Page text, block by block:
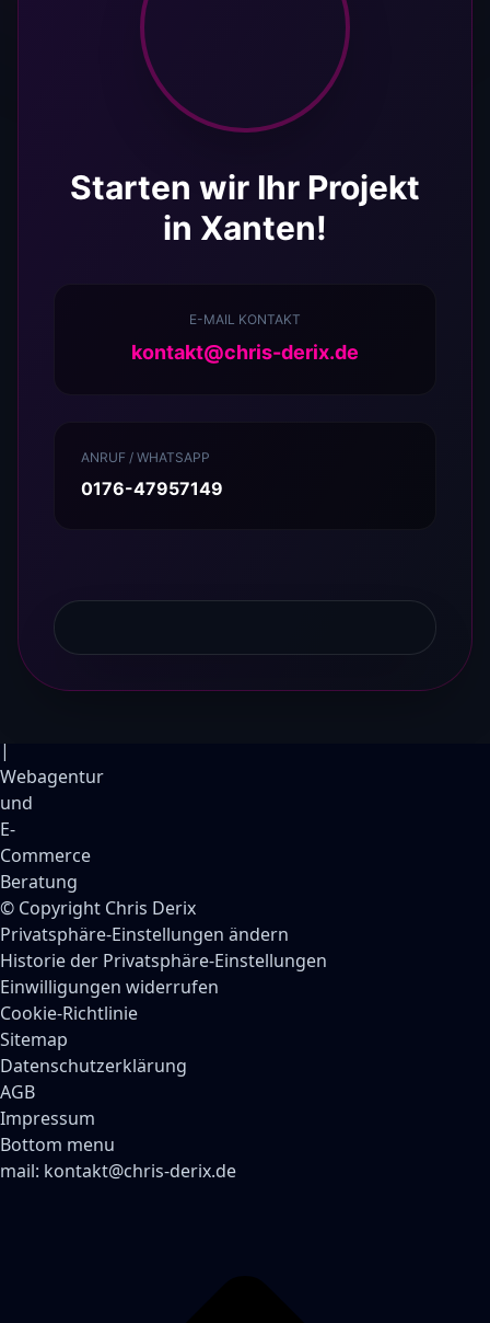
Starten wir Ihr Projekt
in Xanten!
E-MAIL KONTAKT
kontakt@chris-derix.de
ANRUF / WHATSAPP
0176-47957149
© Copyright Chris Derix
Privatsphäre-Einstellungen ändern
Historie der Privatsphäre-Einstellungen
Einwilligungen widerrufen
Cookie-Richtlinie
Sitemap
Datenschutzerklärung
AGB
Impressum
Bottom menu
mail: kontakt@chris-derix.de